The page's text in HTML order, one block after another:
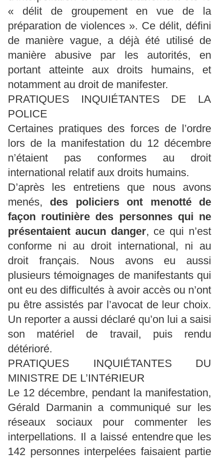
« délit de groupement en vue de la
préparation de violences ». Ce délit, défini
de manière vague, a déjà été utilisé de
manière abusive par les autorités, en
portant atteinte aux droits humains, et
notamment au droit de manifester.
PRATIQUES INQUIÉTANTES DE LA
POLICE
Certaines pratiques des forces de l’ordre
lors de la manifestation du 12 décembre
n’étaient pas conformes au droit
international relatif aux droits humains.
D’après les entretiens que nous avons
menés, des policiers ont menotté de
façon routinière des personnes qui ne
présentaient aucun danger, ce qui n’est
conforme ni au droit international, ni au
droit français. Nous avons eu aussi
plusieurs témoignages de manifestants qui
ont eu des difficultés à avoir accès ou n’ont
pu être assistés par l’avocat de leur choix.
Un reporter a aussi déclaré qu’on lui a saisi
son matériel de travail, puis rendu
détérioré.
PRATIQUES INQUIÉTANTES DU
MINISTRE DE L’INTéRIEUR
Le 12 décembre, pendant la manifestation,
Gérald Darmanin a communiqué sur les
réseaux sociaux pour commenter les
interpellations. Il a laissé entendre que les
142 personnes interpelées faisaient partie